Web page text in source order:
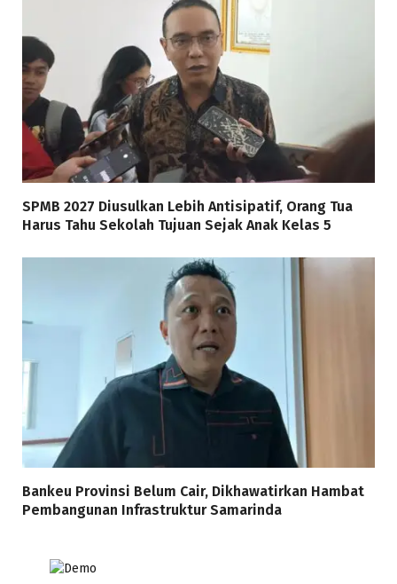
SPMB 2027 Diusulkan Lebih Antisipatif, Orang Tua
Harus Tahu Sekolah Tujuan Sejak Anak Kelas 5
Bankeu Provinsi Belum Cair, Dikhawatirkan Hambat
Pembangunan Infrastruktur Samarinda